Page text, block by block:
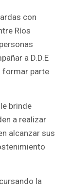
con
Ríos
a D.D.E
formar parte
brinde
a realizar
alcanzar sus
la